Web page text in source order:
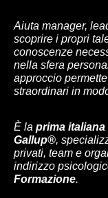
Aiuta manager,
scoprire i propri
conoscenze
nella sfera
approccio
straordinari in
È la prima
Gallup®,
privati, team e
indirizzo
Formazione.